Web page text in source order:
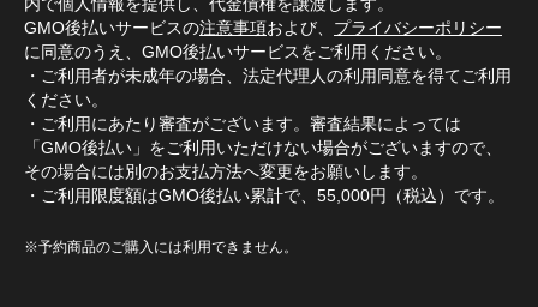
GMO後払いサービスの注意事項および、 プライバシーポリシー
に同意のうえ、GMO後払いサービスをご利用ください。
・ご利用者が未成年の場合、法定代理人の利用同意を得てご利用
ください。
・ご利用にあたり審査がございます。審査結果によっては
「GMO後払い」をご利用いただけない場合がございますので、
その場合には別のお支払方法へ変更をお願いします。
・ご利用限度額はGMO後払い累計で、55,000円（税込）です。
※予約商品のご購入には利用できません。